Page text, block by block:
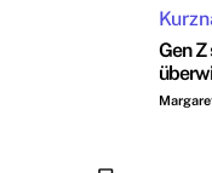
Gen Z